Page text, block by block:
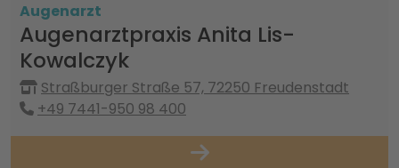
Augenarzt
Augenarztpraxis Anita Lis-
Kowalczyk
Straßburger Straße 57, 72250 Freudenstadt
+49 7441-950 98 400